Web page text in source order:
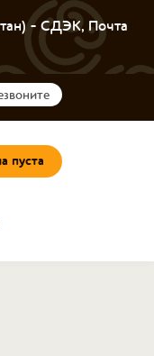
- СДЭК, Почта
пуста